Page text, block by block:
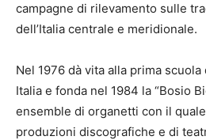
campagne di rilevamento sulle
dell’Italia centrale e meridionale.
Nel 1976 dà vita alla prima
Italia e fonda nel 1984 la “Bosio
ensemble di organetti con il
produzioni discografiche e di